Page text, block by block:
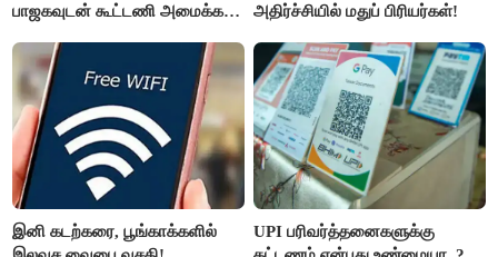
பாஜகவுடன் கூட்டணி அமைக்க
அதிர்ச்சியில் மதுப் பிரியர்கள்!
இனி கடற்கரை, பூங்காக்களில்
UPI பரிவர்த்தனைகளுக்கு